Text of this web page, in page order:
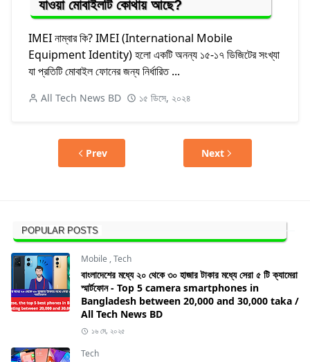
যাওয়া মোবাইলটি কোথায় আছে?
IMEI নাম্বার কি? IMEI (International Mobile
Equipment Identity) হলো একটি অনন্য ১৫-১৭ ডিজিটের সংখ্যা
যা প্রতিটি মোবাইল ফোনের জন্য নির্ধারিত ...
All Tech News BD ১৫ ডিসে, ২০২৪
Prev Next
POPULAR POSTS
Mobile ,Tech
বাংলাদেশের মধ্যে ২০ থেকে ৩০ হাজার টাকার মধ্যে সেরা ৫ টি ক্যামেরা
স্মার্টফোন - Top 5 camera smartphones in
Bangladesh between 20,000 and 30,000 taka /
All Tech News BD
১৬ মে, ২০২৫
Tech